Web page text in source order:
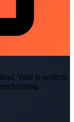
Vind je perfecte